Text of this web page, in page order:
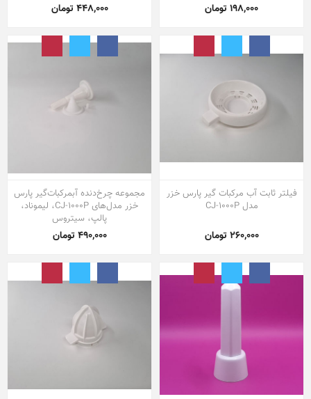
198,000 تومان 448,000 تومان
فیلتر ثابت آب مرکبات گیر پارس خزر
مدل CJ-1000P
260,000 تومان
مجموعه چرخ‌دنده آبمرکبات‌گیر پارس
خزر مدل‌های CJ-1000P، لیموناد،
پالپ، سیتروس
490,000 تومان